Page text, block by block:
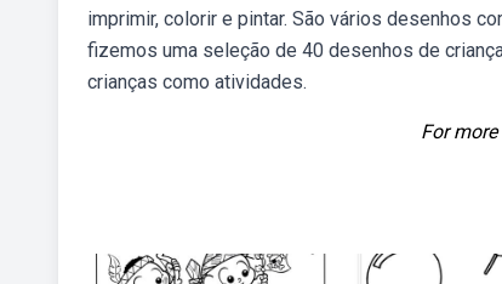
imprimir, colorir e pintar. São vários desenhos
fizemos uma seleção de 40 desenhos de
crianças como atividades.
For